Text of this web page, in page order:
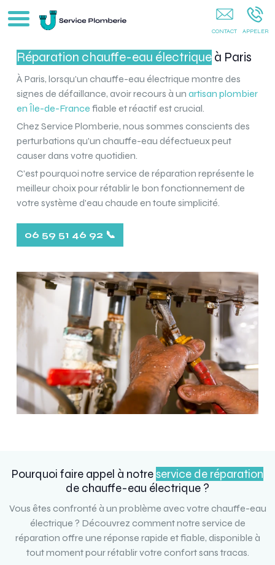
Entretien Chaudière Gaz Et Fioul PARIS
Réparation chauffe-eau électrique à Paris
À Paris, lorsqu'un chauffe-eau électrique montre des
signes de défaillance, avoir recours à un artisan plombier
en Île-de-France fiable et réactif est crucial.
Chez Service Plomberie, nous sommes conscients des
perturbations qu'un chauffe-eau défectueux peut
causer dans votre quotidien.
C'est pourquoi notre service de réparation représente le
meilleur choix pour rétablir le bon fonctionnement de
votre système d'eau chaude en toute simplicité.
06 59 51 46 92 📞
Pourquoi faire appel à notreservice de réparation
de chauffe-eau électrique ?
Vous êtes confronté à un problème avec votre chauffe-eau
électrique ? Découvrez comment notre service de
réparation offre une réponse rapide et fiable, disponible à
tout moment pour rétablir votre confort sans tracas.